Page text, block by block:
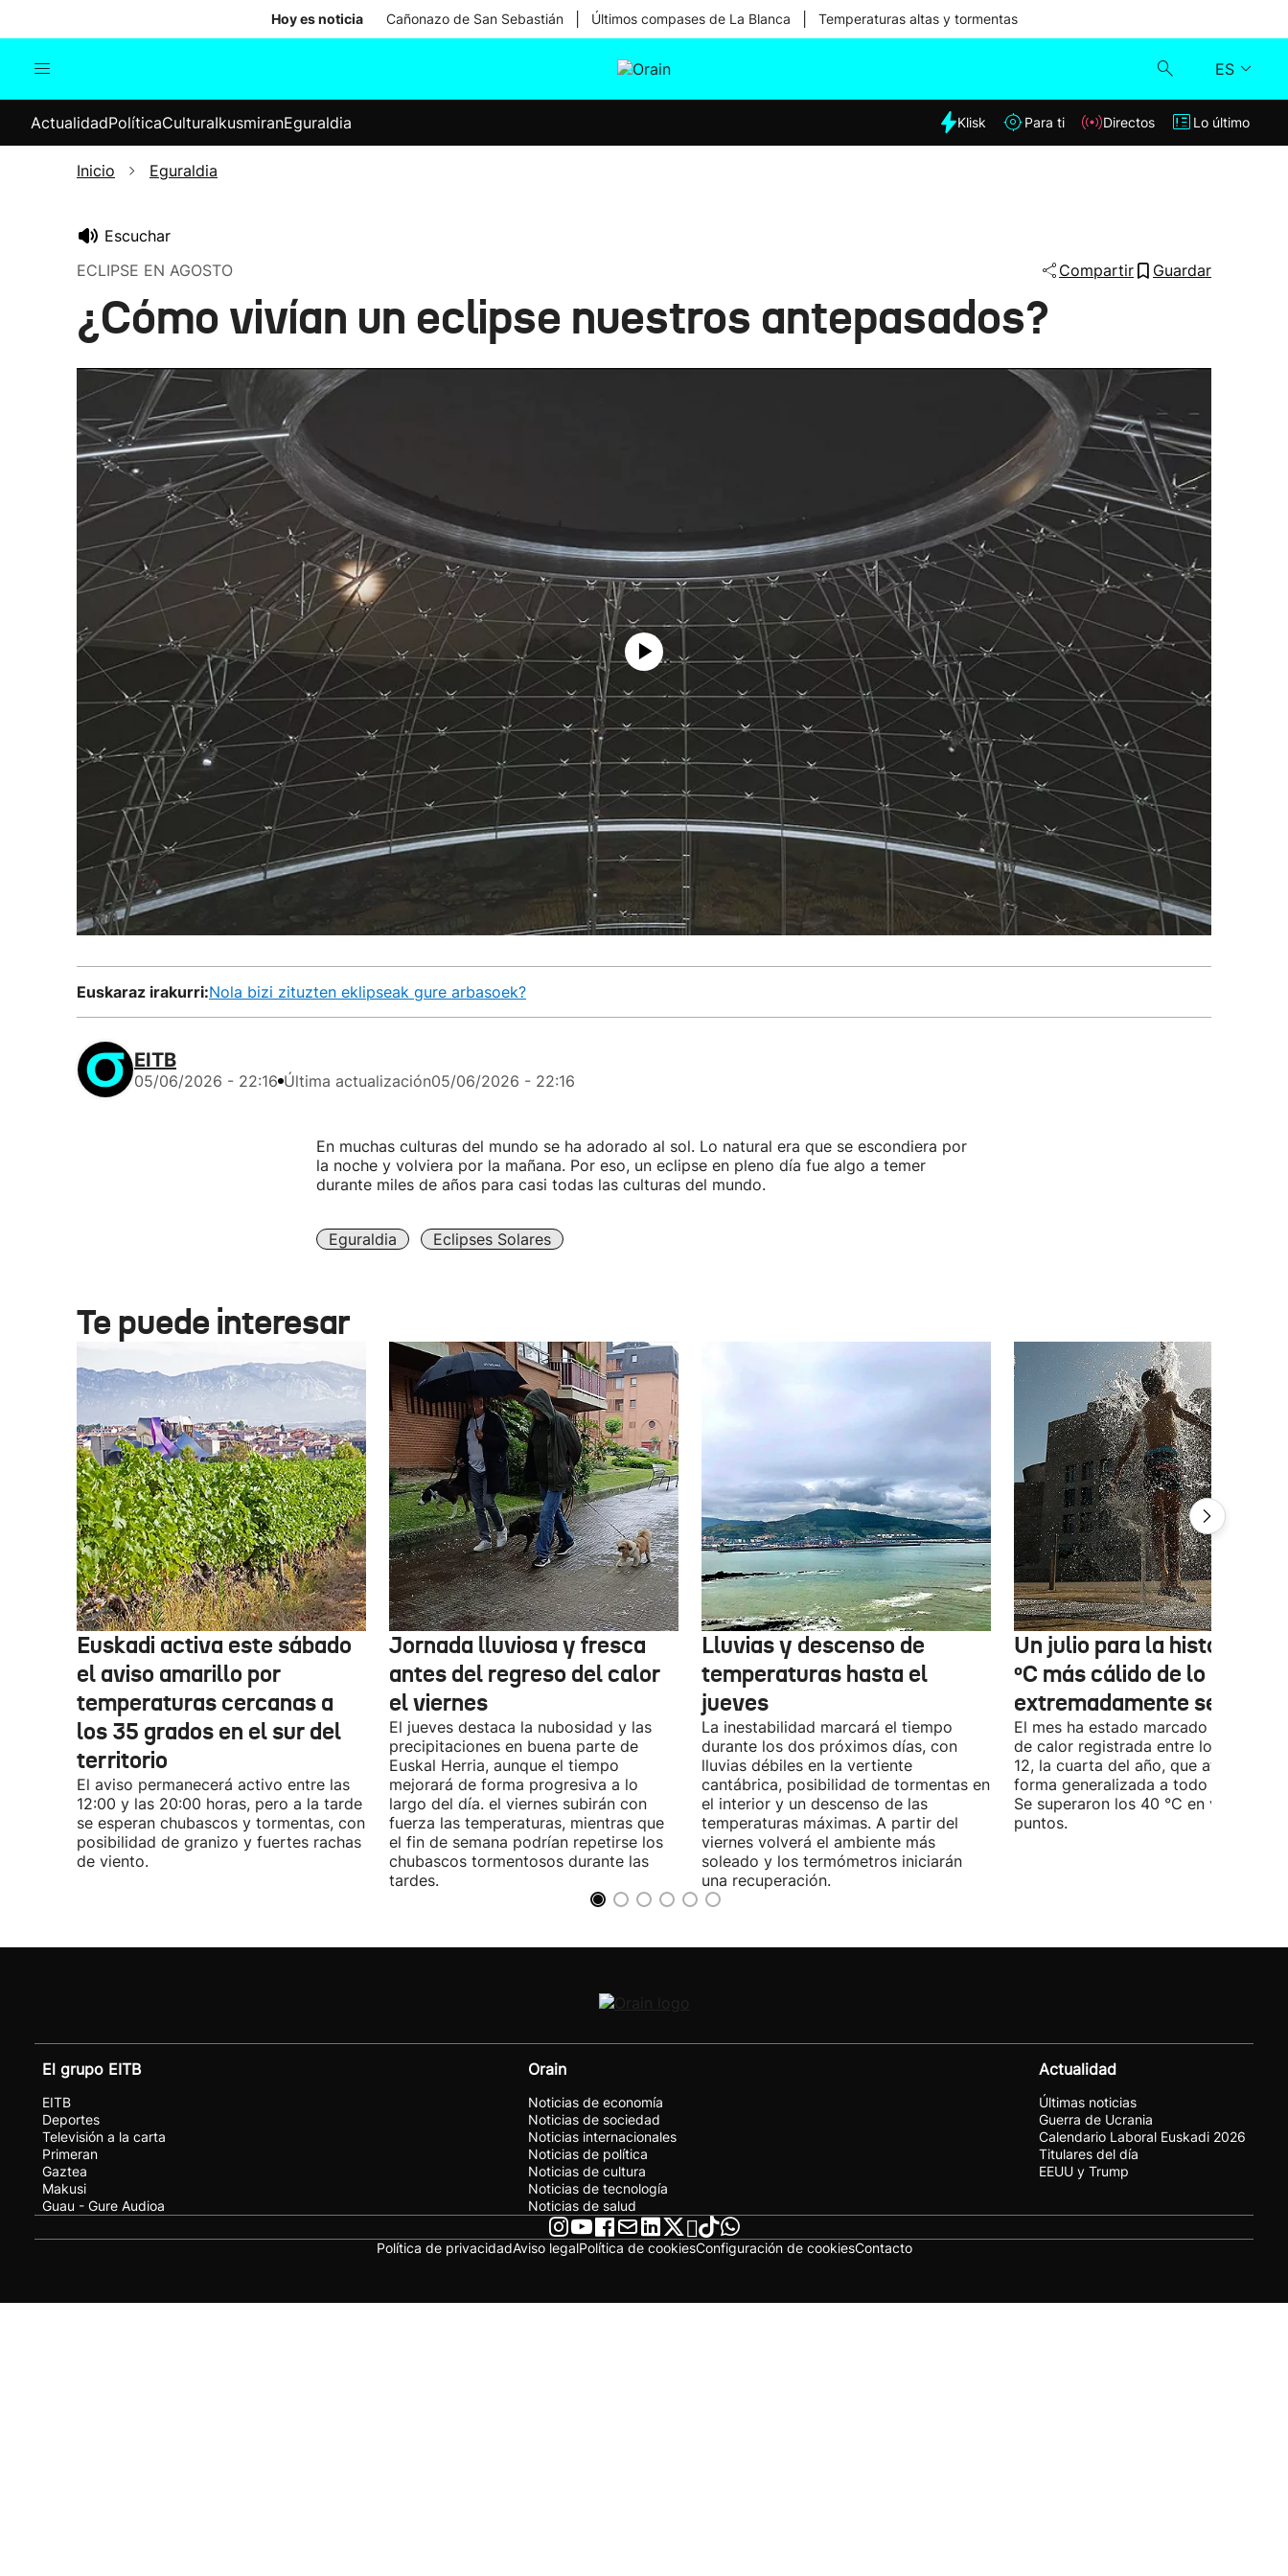
Hoy es noticia Cañonazo de San Sebastián Últimos compases de La Blanca Temperaturas altas y tormentas
ES
Internacional
Elecciones
Klisk
ActualidadPolíticaCulturaIkusmiranEguraldia Klisk Para ti Directos Lo último
Inicio Eguraldia
Escuchar
ECLIPSE EN AGOSTO
Compartir Guardar
¿Cómo vivían un eclipse nuestros antepasados?
Euskaraz irakurri:Nola bizi zituzten eklipseak gure arbasoek?
EITB
05/06/2026 - 22:16 Última actualización05/06/2026 - 22:16
En muchas culturas del mundo se ha adorado al sol. Lo natural era que se escondiera por
la noche y volviera por la mañana. Por eso, un eclipse en pleno día fue algo a temer
durante miles de años para casi todas las culturas del mundo.
Eguraldia Eclipses Solares
Te puede interesar
Euskadi activa este sábado
el aviso amarillo por
temperaturas cercanas a
los 35 grados en el sur del
territorio
El aviso permanecerá activo entre las
12:00 y las 20:00 horas, pero a la tarde
se esperan chubascos y tormentas, con
posibilidad de granizo y fuertes rachas
de viento.
Jornada lluviosa y fresca
antes del regreso del calor
el viernes
El jueves destaca la nubosidad y las
precipitaciones en buena parte de
Euskal Herria, aunque el tiempo
mejorará de forma progresiva a lo
largo del día. el viernes subirán con
fuerza las temperaturas, mientras que
el fin de semana podrían repetirse los
chubascos tormentosos durante las
tardes.
Lluvias y descenso de
temperaturas hasta el
jueves
La inestabilidad marcará el tiempo
durante los dos próximos días, con
lluvias débiles en la vertiente
cantábrica, posibilidad de tormentas en
el interior y un descenso de las
temperaturas máximas. A partir del
viernes volverá el ambiente más
soleado y los termómetros iniciarán
una recuperación.
Un julio para la historia: 3,6
ºC más cálido de lo
extremadamente seco
El mes ha estado marcado por la ola
de calor registrada entre los días 5 y
12, la cuarta del año, que afectó de
forma generalizada a todo el
Se superaron los 40 °C en varios
puntos.
El grupo EITB
EITB
Deportes
Televisión a la carta
Primeran
Gaztea
Makusi
Guau - Gure Audioa
Orain
Noticias de economía
Noticias de sociedad
Noticias internacionales
Noticias de política
Noticias de cultura
Noticias de tecnología
Noticias de salud
Actualidad
Últimas noticias
Guerra de Ucrania
Calendario Laboral Euskadi 2026
Titulares del día
EEUU y Trump
Política de privacidadAviso legalPolítica de cookiesConfiguración de cookiesContacto